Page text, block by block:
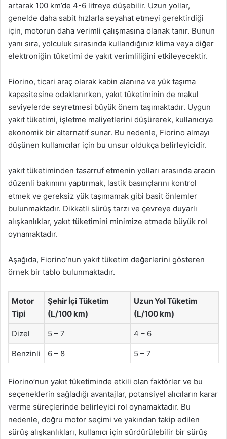
artarak 100 km’de 4-6 litreye düşebilir. Uzun yollar,
genelde daha sabit hızlarla seyahat etmeyi gerektirdiği
için, motorun daha verimli çalışmasına olanak tanır. Bunun
yanı sıra, yolculuk sırasında kullandığınız klima veya diğer
elektroniğin tüketimi de yakıt verimliliğini etkileyecektir.
Fiorino, ticari araç olarak kabin alanına ve yük taşıma
kapasitesine odaklanırken, yakıt tüketiminin de makul
seviyelerde seyretmesi büyük önem taşımaktadır. Uygun
yakıt tüketimi, işletme maliyetlerini düşürerek, kullanıcıya
ekonomik bir alternatif sunar. Bu nedenle, Fiorino almayı
düşünen kullanıcılar için bu unsur oldukça belirleyicidir.
yakıt tüketiminden tasarruf etmenin yolları arasında aracın
düzenli bakımını yaptırmak, lastik basınçlarını kontrol
etmek ve gereksiz yük taşımamak gibi basit önlemler
bulunmaktadır. Dikkatli sürüş tarzı ve çevreye duyarlı
alışkanlıklar, yakıt tüketimini minimize etmede büyük rol
oynamaktadır.
Aşağıda, Fiorino’nun yakıt tüketim değerlerini gösteren
örnek bir tablo bulunmaktadır.
Motor
Tipi
Şehir İçi Tüketim
(L/100 km)
Uzun Yol Tüketim
(L/100 km)
Dizel 5 – 7 4 – 6
Benzinli 6 – 8 5 – 7
Fiorino’nun yakıt tüketiminde etkili olan faktörler ve bu
seçeneklerin sağladığı avantajlar, potansiyel alıcıların karar
verme süreçlerinde belirleyici rol oynamaktadır. Bu
nedenle, doğru motor seçimi ve yakından takip edilen
sürüş alışkanlıkları, kullanıcı için sürdürülebilir bir sürüş